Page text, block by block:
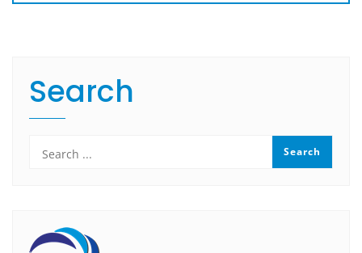
Search